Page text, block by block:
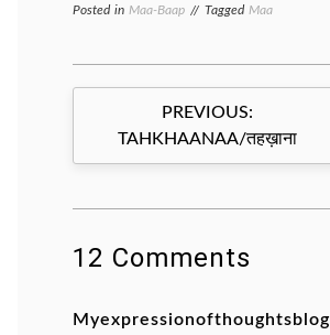
Posted in Maa-Baap Tagged Maa
Post
navigation
PREVIOUS:
TAHKHAANAA/तहख़ाना
12 Comments
Myexpressionofthoughtsblog